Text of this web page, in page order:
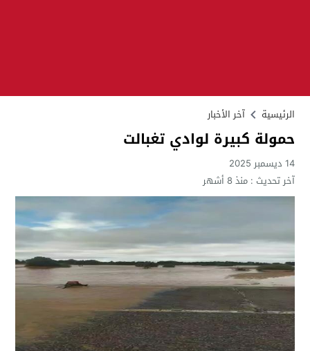
الرئيسية آخر الأخبار
حمولة كبيرة لوادي تغبالت
14 ديسمبر 2025
آخر تحديث :منذ 8 أشهر